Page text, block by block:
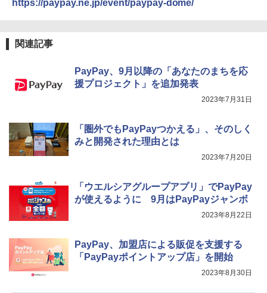
https://paypay.ne.jp/event/paypay-dome/
関連記事
PayPay、9月以降の「あなたのまちを応
援プロジェクト」を追加発表
2023年7月31日
「圏外でもPayPayつかえる」、そのしく
みと開発された理由とは
2023年7月20日
「ウエルシアグループアプリ」でPayPay
が使えるように 9月はPayPayジャンボ
2023年8月22日
PayPay、加盟店による販促を支援する
「PayPayポイントアップ店」を開始
2023年8月30日